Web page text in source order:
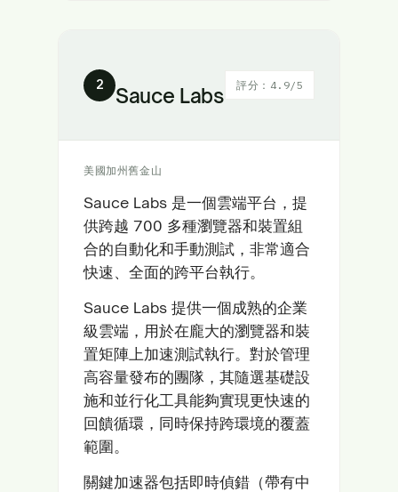
2 Sauce Labs 評分：4.9/5
美國加州舊金山
Sauce Labs 是一個雲端平台，提
供跨越 700 多種瀏覽器和裝置組
合的自動化和手動測試，非常適合
快速、全面的跨平台執行。
Sauce Labs 提供一個成熟的企業
級雲端，用於在龐大的瀏覽器和裝
置矩陣上加速測試執行。對於管理
高容量發布的團隊，其隨選基礎設
施和並行化工具能夠實現更快速的
回饋循環，同時保持跨環境的覆蓋
範圍。
關鍵加速器包括即時偵錯（帶有中